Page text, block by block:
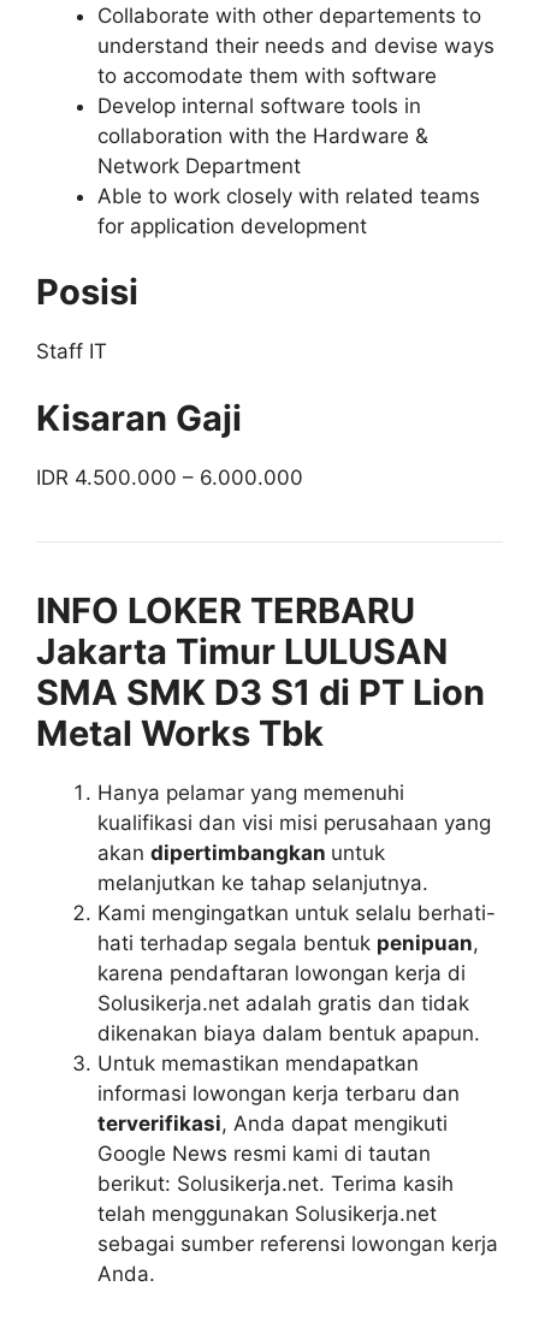
Collaborate with other departements to
understand their needs and devise ways
to accomodate them with software
Develop internal software tools in
collaboration with the Hardware &
Network Department
Able to work closely with related teams
for application development
Posisi
Staff IT
Kisaran Gaji
IDR 4.500.000 – 6.000.000
INFO LOKER TERBARU
Jakarta Timur LULUSAN
SMA SMK D3 S1 di PT Lion
Metal Works Tbk
Hanya pelamar yang memenuhi
kualifikasi dan visi misi perusahaan yang
akan dipertimbangkan untuk
melanjutkan ke tahap selanjutnya.
Kami mengingatkan untuk selalu berhati-
hati terhadap segala bentuk penipuan,
karena pendaftaran lowongan kerja di
Solusikerja.net adalah gratis dan tidak
dikenakan biaya dalam bentuk apapun.
Untuk memastikan mendapatkan
informasi lowongan kerja terbaru dan
terverifikasi, Anda dapat mengikuti
Google News resmi kami di tautan
berikut: Solusikerja.net. Terima kasih
telah menggunakan Solusikerja.net
sebagai sumber referensi lowongan kerja
Anda.